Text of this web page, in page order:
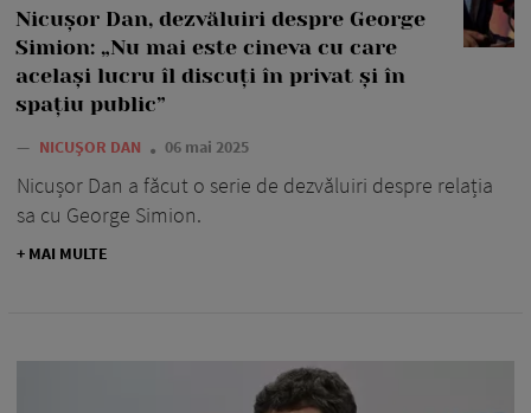
Nicușor Dan, dezvăluiri despre George
Simion: „Nu mai este cineva cu care
același lucru îl discuți în privat și în
spațiu public”
— NICUȘOR DAN 06 mai 2025
Nicușor Dan a făcut o serie de dezvăluiri despre relația
sa cu George Simion.
+ MAI MULTE